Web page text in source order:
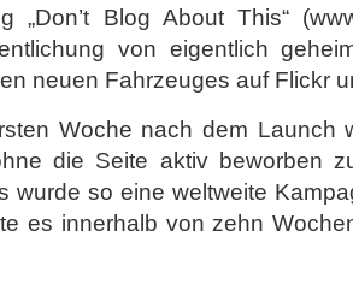
„Don’t Blog About This“
von eigentlich
neuen Fahrzeuges auf Flickr
Woche nach dem Launch
die Seite aktiv beworben
wurde so eine weltweite
es innerhalb von zehn